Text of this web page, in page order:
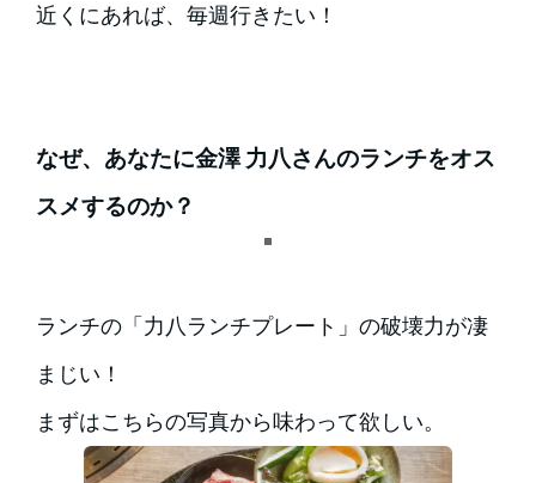
近くにあれば、毎週行きたい！
なぜ、あなたに金澤 力八さんのランチをオス
スメするのか？
ランチの「力八ランチプレート」の破壊力が凄
まじい！
まずはこちらの写真から味わって欲しい。